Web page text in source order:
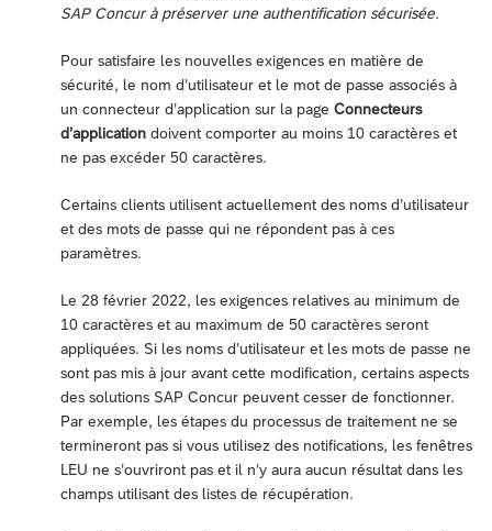
SAP Concur à préserver une authentification sécurisée.
Pour satisfaire les nouvelles exigences en matière de
sécurité, le nom d’utilisateur et le mot de passe associés à
un connecteur d’application sur la page Connecteurs
d’application doivent comporter au moins 10 caractères et
ne pas excéder 50 caractères.
Certains clients utilisent actuellement des noms d’utilisateur
et des mots de passe qui ne répondent pas à ces
paramètres.
Le 28 février 2022, les exigences relatives au minimum de
10 caractères et au maximum de 50 caractères seront
appliquées. Si les noms d’utilisateur et les mots de passe ne
sont pas mis à jour avant cette modification, certains aspects
des solutions SAP Concur peuvent cesser de fonctionner.
Par exemple, les étapes du processus de traitement ne se
termineront pas si vous utilisez des notifications, les fenêtres
LEU ne s’ouvriront pas et il n’y aura aucun résultat dans les
champs utilisant des listes de récupération.